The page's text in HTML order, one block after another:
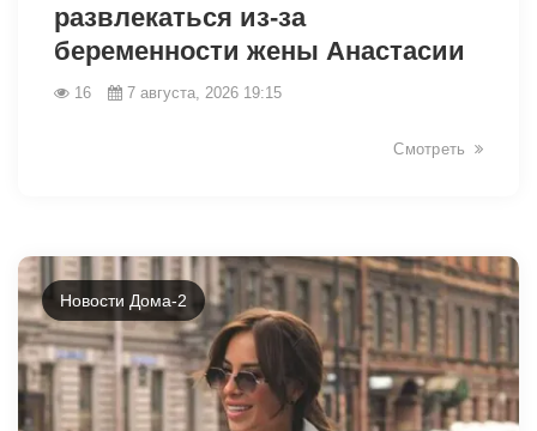
развлекаться из-за
беременности жены Анастасии
16 7 августа, 2026 19:15
Смотреть
Новости Дома-2